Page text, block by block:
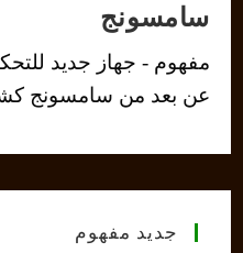
سامسونج
مفهوم - جهاز جديد
عن بعد من سامسونج
جديد مفهوم